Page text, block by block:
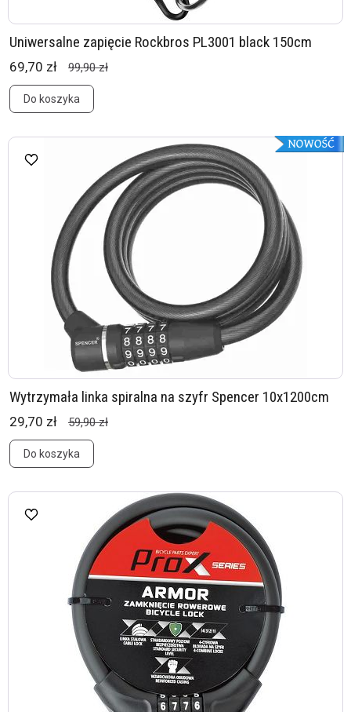
Uniwersalne zapięcie Rockbros PL3001 black 150cm
69,70 zł 99,90 zł
Do koszyka
Wytrzymała linka spiralna na szyfr Spencer 10x1200cm
29,70 zł 59,90 zł
Do koszyka